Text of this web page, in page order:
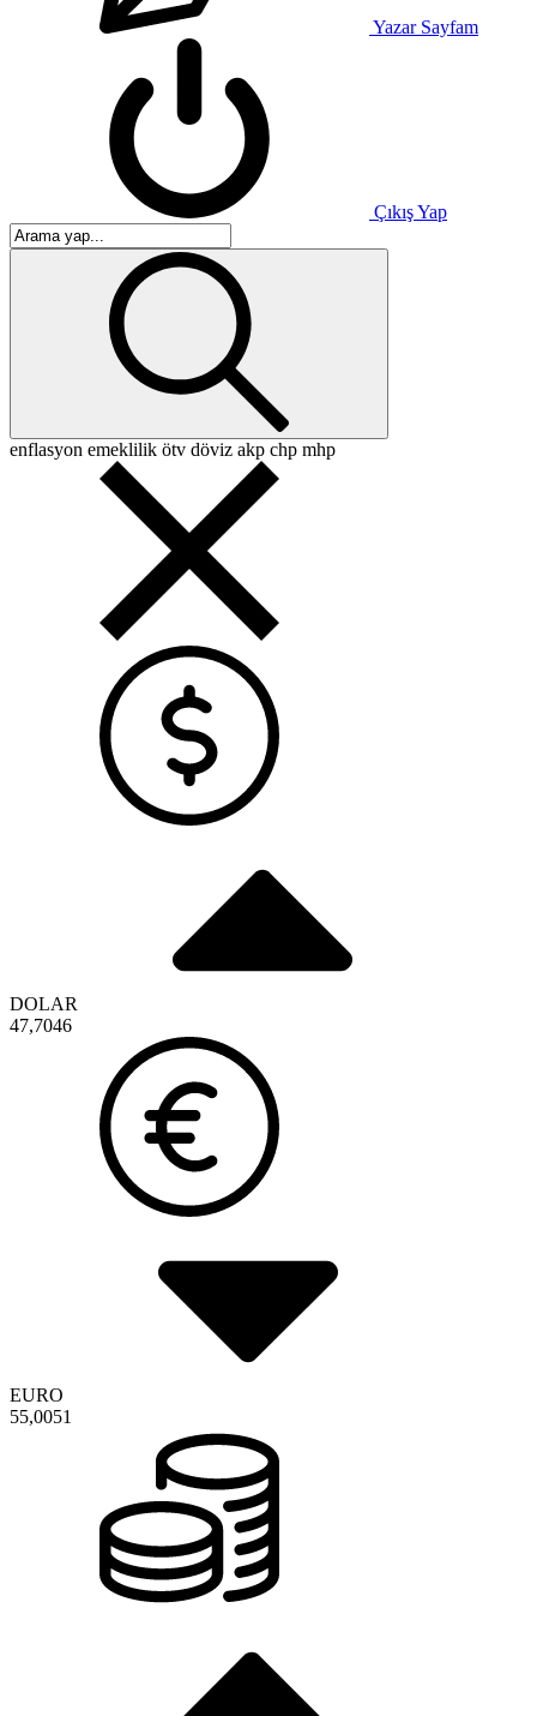
Yazar Sayfam
Çıkış Yap
enflasyon emeklilik ötv döviz akp chp mhp
DOLAR
47,7046
EURO
55,0051